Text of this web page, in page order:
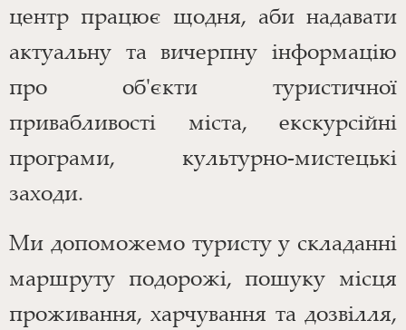
центр працює щодня, аби надавати
актуальну та вичерпну інформацію
про об'єкти туристичної
привабливості міста, екскурсійні
програми, культурно-мистецькі
заходи.
Ми допоможемо туристу у складанні
маршруту подорожі, пошуку місця
проживання, харчування та дозвілля,